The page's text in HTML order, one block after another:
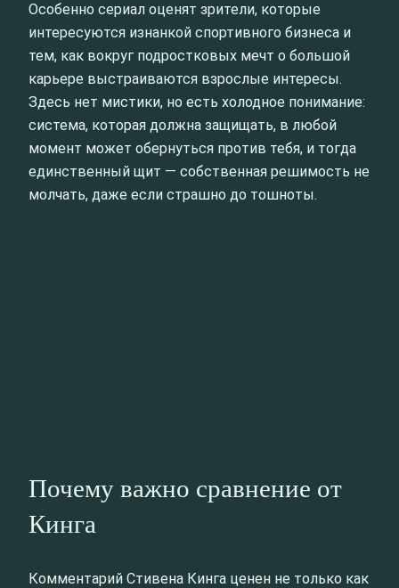
Особенно сериал оценят зрители, которые
интересуются изнанкой спортивного бизнеса и
тем, как вокруг подростковых мечт о большой
карьере выстраиваются взрослые интересы.
Здесь нет мистики, но есть холодное понимание:
система, которая должна защищать, в любой
момент может обернуться против тебя, и тогда
единственный щит — собственная решимость не
молчать, даже если страшно до тошноты.
Почему важно сравнение от
Кинга
Комментарий Стивена Кинга ценен не только как